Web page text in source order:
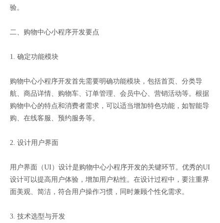
验。
二、购物中心小程序开发要点
1. 确定功能模块
购物中心小程序开发首先需要明确功能模块，包括首页、分类导
航、商品详情、购物车、订单管理、会员中心、营销活动等。根据
购物中心的特点和消费者需求，可以适当增加特色功能，如智能导
购、在线客服、预约服务等。
2. 设计用户界面
用户界面（UI）设计是购物中心小程序开发的关键环节。优秀的UI
设计可以提高用户体验，增加用户粘性。在设计过程中，要注重界
面美观、简洁，符合用户操作习惯，同时兼顾个性化需求。
3. 技术选型与开发